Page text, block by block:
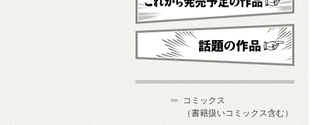
これから発売予定
コミックス
（書籍扱いコミックス含む）